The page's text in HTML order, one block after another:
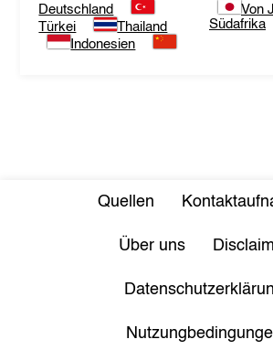
Deutschland
Türkei
Thailand
Indonesien
Von
Südafrika
Quellen
Über uns